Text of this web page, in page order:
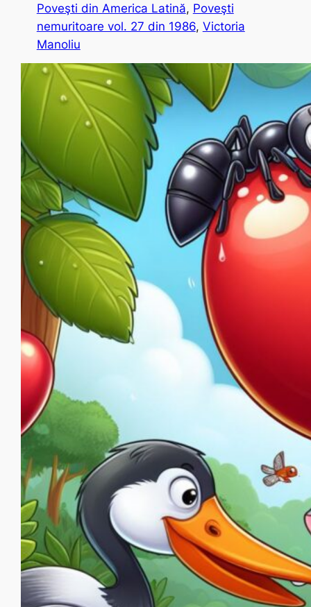
Poveşti din America Latină, Poveşti
nemuritoare vol. 27 din 1986, Victoria
Manoliu